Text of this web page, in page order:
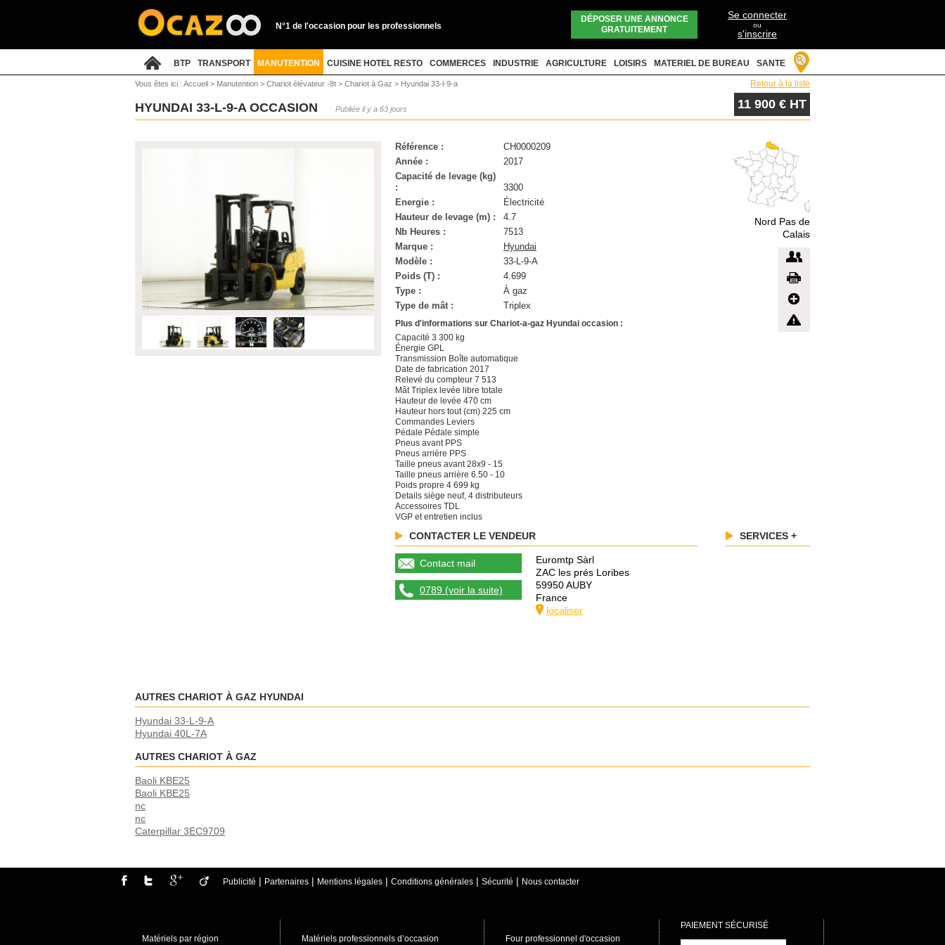
N°1 de l'occasion pour les professionnels
DÉPOSER UNE ANNONCE
GRATUITEMENT
Se connecter
ou
s'inscrire
BTP TRANSPORT MANUTENTION CUISINE HOTEL RESTO COMMERCES INDUSTRIE AGRICULTURE LOISIRS MATERIEL DE BUREAU SANTE
Vous êtes ici : Accueil > Manutention > Chariot élévateur -8t > Chariot à Gaz > Hyundai 33-l-9-a Retour à la liste
HYUNDAI 33-L-9-A OCCASION Publiée il y a 63 jours 11 900 € HT
Référence :
CH0000209
Année :
2017
Capacité de levage (kg)
:
3300
Energie :
Électricité
Hauteur de levage (m) :
4.7
Nb Heures :
7513
Marque :
Hyundai
Modèle :
33-L-9-A
Poids (T) :
4.699
Type :
À gaz
Type de mât :
Triplex
Plus d'informations sur Chariot-a-gaz Hyundai occasion :
Capacité 3 300 kg
Énergie GPL
Transmission Boîte automatique
Date de fabrication 2017
Relevé du compteur 7 513
Mât Triplex levée libre totale
Hauteur de levée 470 cm
Hauteur hors tout (cm) 225 cm
Commandes Leviers
Pédale Pédale simple
Pneus avant PPS
Pneus arrière PPS
Taille pneus avant 28x9 - 15
Taille pneus arrière 6.50 - 10
Poids propre 4 699 kg
Details siège neuf, 4 distributeurs
Accessoires TDL
VGP et entretien inclus
Nord Pas de
Calais
CONTACTER LE VENDEUR
Contact mail
0789 (voir la suite)
Euromtp Sàrl
ZAC les prés Loribes
59950 AUBY
France
localiser
SERVICES +
AUTRES CHARIOT À GAZ HYUNDAI
Hyundai 33-L-9-A
Hyundai 40L-7A
AUTRES CHARIOT À GAZ
Baoli KBE25
Baoli KBE25
nc
nc
Caterpillar 3EC9709
Publicité | Partenaires | Mentions légales | Conditions générales | Sécurité | Nous contacter
Matériels par région Matériels professionnels d’occasion Four professionnel d'occasion
PAIEMENT SÉCURISÉ